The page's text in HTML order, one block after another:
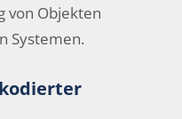
von Objekten
Systemen.